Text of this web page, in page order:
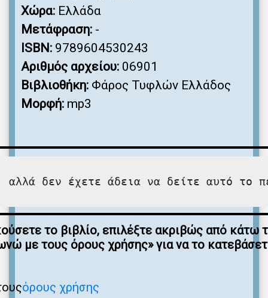
Χώρα: Ελλάδα
Μετάφραση: -
ISBN: 9789604530243
Αριθμός αρχείου: 06901
Βιβλιοθήκη: Φάρος Τυφλών Ελλάδος
Μορφή: mp3
αλλά δεν έχετε άδεια να δείτε αυτό το
το βιβλίο, επιλέξτε ακριβώς από κάτω
με τους όρους χρήσης» για να το
όρους χρήσης